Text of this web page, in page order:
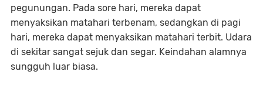
pegunungan. Pada sore hari, mereka dapat
menyaksikan matahari terbenam, sedangkan di pagi
hari, mereka dapat menyaksikan matahari terbit. Udara
di sekitar sangat sejuk dan segar. Keindahan alamnya
sungguh luar biasa.